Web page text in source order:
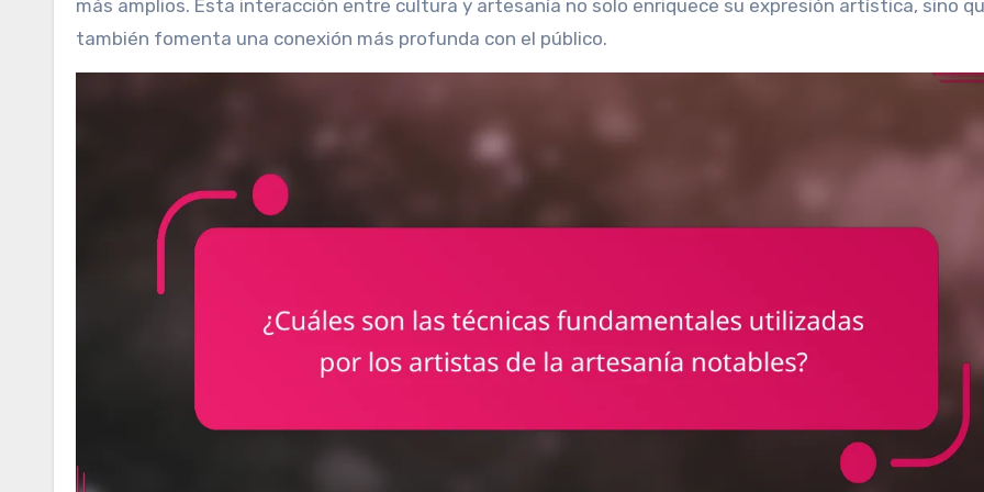
más amplios. Esta interacción entre cultura y artesanía no solo enriquece su expresión artística, sino
también fomenta una conexión más profunda con el público.